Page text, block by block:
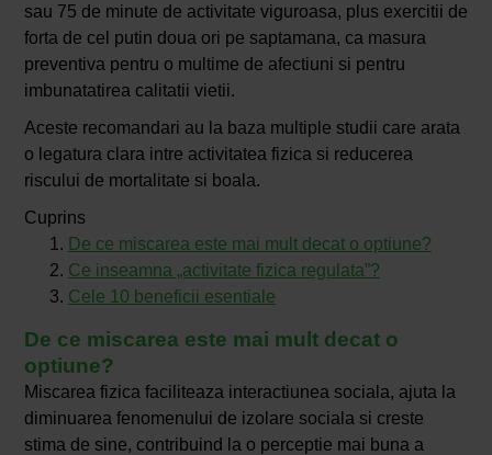
sau 75 de minute de activitate viguroasa, plus exercitii de
forta de cel putin doua ori pe saptamana, ca masura
preventiva pentru o multime de afectiuni si pentru
imbunatatirea calitatii vietii.
Aceste recomandari au la baza multiple studii care arata
o legatura clara intre activitatea fizica si reducerea
riscului de mortalitate si boala.
Cuprins
De ce miscarea este mai mult decat o optiune?
Ce inseamna „activitate fizica regulata”?
Cele 10 beneficii esentiale
De ce miscarea este mai mult decat o
optiune?
Miscarea fizica faciliteaza interactiunea sociala, ajuta la
diminuarea fenomenului de izolare sociala si creste
stima de sine, contribuind la o perceptie mai buna a